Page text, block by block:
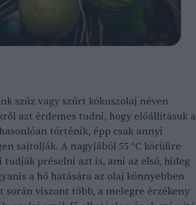
szűz vagy szűrt kókuszolaj néven
azt érdemes tudni, hogy előállításuk a
történik, épp csak annyi
sajtolják. A nagyjából 55 °C körülire
préselni azt is, ami az első, hideg
a hő hatására az olaj könnyebben
viszont több, a melegre érzékeny